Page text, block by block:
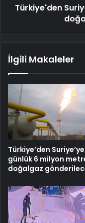
Türkiye'den
İlgili Makaleler
Türkiye’den Suriye’ye
günlük 6 milyon
doğalgaz